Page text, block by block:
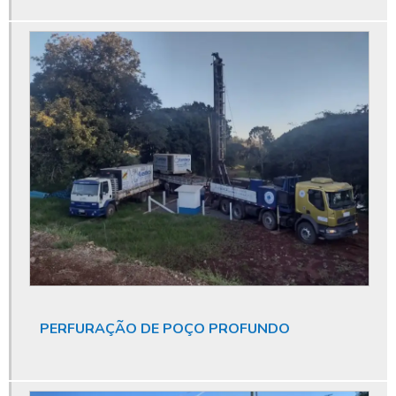
Empresa de poço artesiano
Empresa especializada em licenciamento ambiental
Empresa especializada em limpeza de poço artesiano
Empresa que fura poço artesiano
Empresas de manutenção de poços artesianos
Empresas especializada em limpeza de poços
Endoscopia de poço artesiano
Furar poço artesiano orçamento
Furar poço artesiano quanto custa
PERFURAÇÃO DE POÇO PROFUNDO